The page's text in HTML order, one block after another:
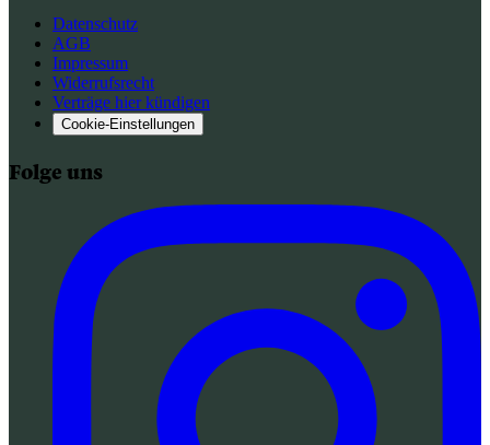
Datenschutz
AGB
Impressum
Widerrufsrecht
Verträge hier kündigen
Cookie-Einstellungen
Folge uns